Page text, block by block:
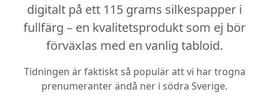
digitalt på ett 115 grams silkespapper i
fullfärg – en kvalitetsprodukt som ej bör
förväxlas med en vanlig tabloid.
Tidningen är faktiskt så populär att vi har trogna
prenumeranter ändå ner i södra Sverige.